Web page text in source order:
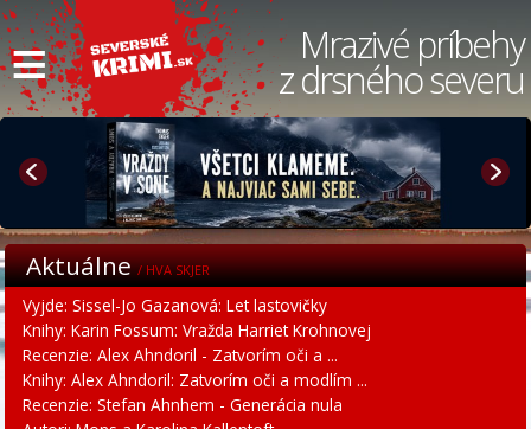
≡ Mrazivé príbehy
z drsného severu
Aktuálne/ HVA SKJER
Vyjde: Sissel-Jo Gazanová: Let lastovičky
Knihy: Karin Fossum: Vražda Harriet Krohnovej
Recenzie: Alex Ahndoril - Zatvorím oči a ...
Knihy: Alex Ahndoril: Zatvorím oči a modlím ...
Recenzie: Stefan Ahnhem - Generácia nula